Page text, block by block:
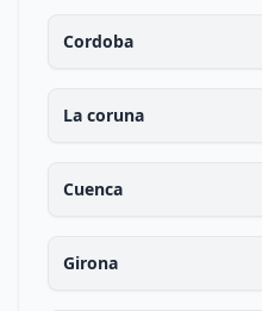
Cordoba
La coruna
Cuenca
Girona